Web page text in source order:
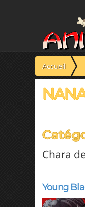
Accueil
Chara
Young